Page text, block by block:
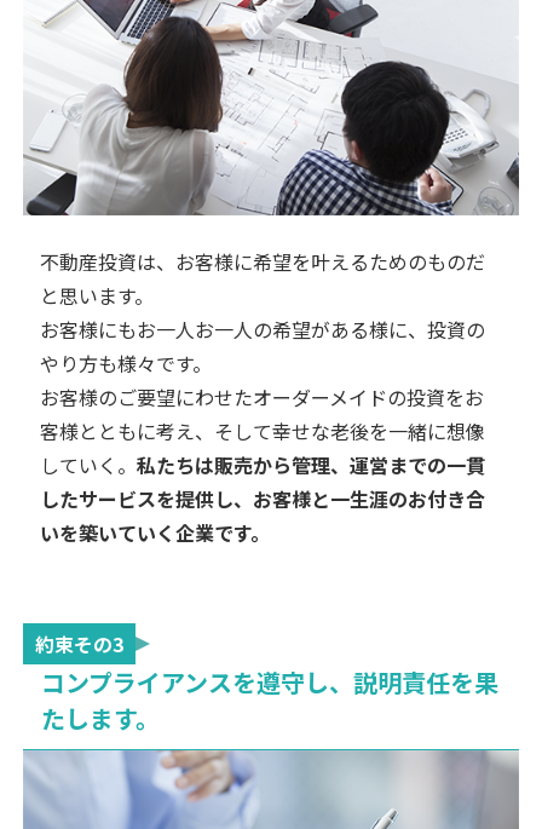
不動産投資は、お客様に希望を叶えるためのものだ
と思います。
お客様にもお一人お一人の希望がある様に、投資の
やり方も様々です。
お客様のご要望にわせたオーダーメイドの投資をお
客様とともに考え、そして幸せな老後を一緒に想像
していく。 私たちは販売から管理、運営までの一貫
したサービスを提供し、お客様と一生涯のお付き合
いを築いていく企業です。
約束その3
コンプライアンスを遵守し、説明責任を果
たします。